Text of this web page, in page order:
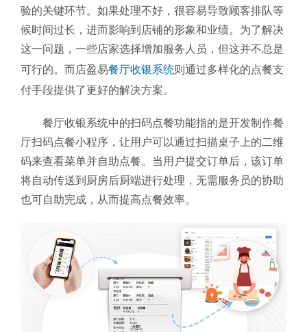
验的关键环节。如果处理不好，很容易导致顾客排队等
候时间过长，进而影响到店铺的形象和业绩。为了解决
这一问题，一些店家选择增加服务人员，但这并不总是
可行的。而店盈易餐厅收银系统则通过多样化的点餐支
付手段提供了更好的解决方案。
餐厅收银系统中的扫码点餐功能指的是开发制作餐
厅扫码点餐小程序，让用户可以通过扫描桌子上的二维
码来查看菜单并自助点餐。当用户提交订单后，该订单
将自动传送到厨房后厨端进行处理，无需服务员的协助
也可自助完成，从而提高点餐效率。